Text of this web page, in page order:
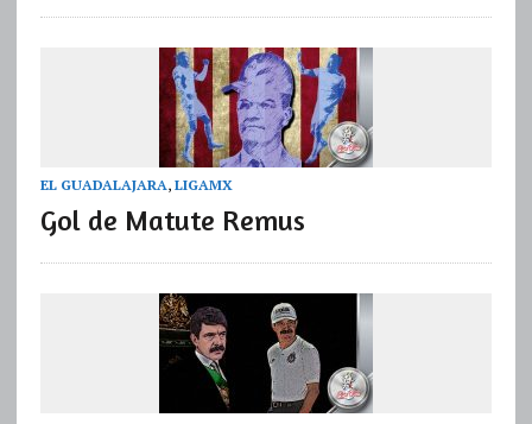
EL GUADALAJARA, LIGAMX
Gol de Matute Remus